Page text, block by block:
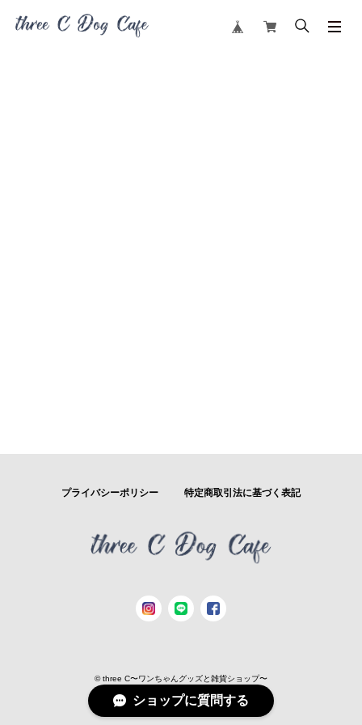
プライバシーポリシー 特定商取引法に基づく表記
© three C〜ワンちゃんグッズと雑貨ショップ〜
ショップに質問する